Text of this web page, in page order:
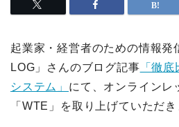
起業家・経営者のための情報発
LOG」さんのブログ記事 「徹
システム」 にて、オンラインレ
「WTE」を取り上げていただき